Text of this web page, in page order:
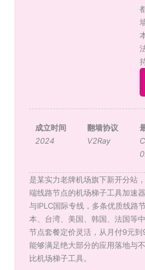
成立时间
2024
翻墙协议
V2Ray
是某实力老牌机场旗下新开分站
端线路节点的机场梯子工具加速
与IPLC国际专线，多条优质线路
本、台湾、美国、韩国、法国等
节点套餐定价灵活，从月付9元到
能够满足绝大部分的应用落地与
比机场梯子工具。